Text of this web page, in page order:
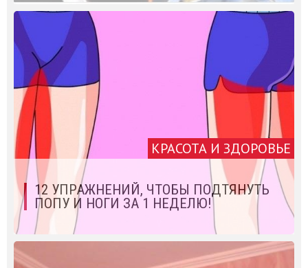
КРАСОТА И ЗДОРОВЬЕ
12 УПРАЖНЕНИЙ, ЧТОБЫ ПОДТЯНУТЬ
ПОПУ И НОГИ ЗА 1 НЕДЕЛЮ!